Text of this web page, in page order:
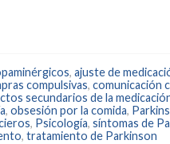
, ajuste de
compulsivas, comunicación
secundarios de la
, obsesión por la comida,
, Psicología, síntomas de
, tratamiento de Parkinson